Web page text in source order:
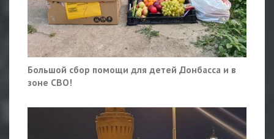
Большой сбор помощи для детей Донбасса и в
зоне СВО!